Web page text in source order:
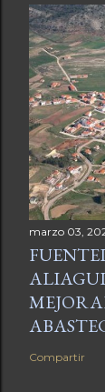
marzo 03,
Compartir